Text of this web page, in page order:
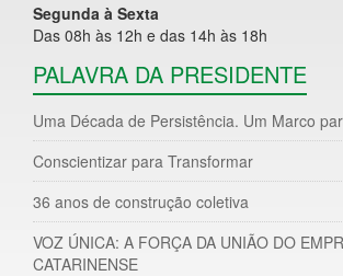
Segunda à Sexta
Das 08h às 12h e das 14h às 18h
PALAVRA DA PRESIDENTE
Uma Década de Persistência. Um Marco
Conscientizar para Transformar
36 anos de construção coletiva
VOZ ÚNICA: A FORÇA DA UNIÃO DO
CATARINENSE